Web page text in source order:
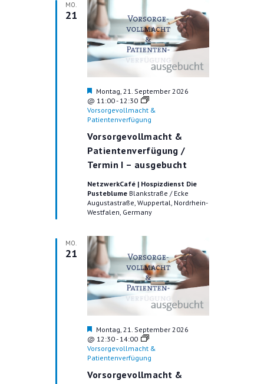
MO.
21
Vorsorgevollmacht &
Patientenverfügung /
Termin I – ausgebucht
H
e
r
v
r
e
h
b
e
n
Montag, 21. September 2026
@ 11:00- 12:30
Vorsorgevollmacht &
Patientenverfügung
NetzwerkCafé | Hospizdienst Die
Pusteblume Blankstraße / Ecke
Augustastraße, Wuppertal, Nordrhein-
Westfalen, Germany
MO.
21
Vorsorgevollmacht &
H
e
r
v
r
Montag, 21. September 2026
@ 12:30- 14:00
Vorsorgevollmacht &
Patientenverfügung